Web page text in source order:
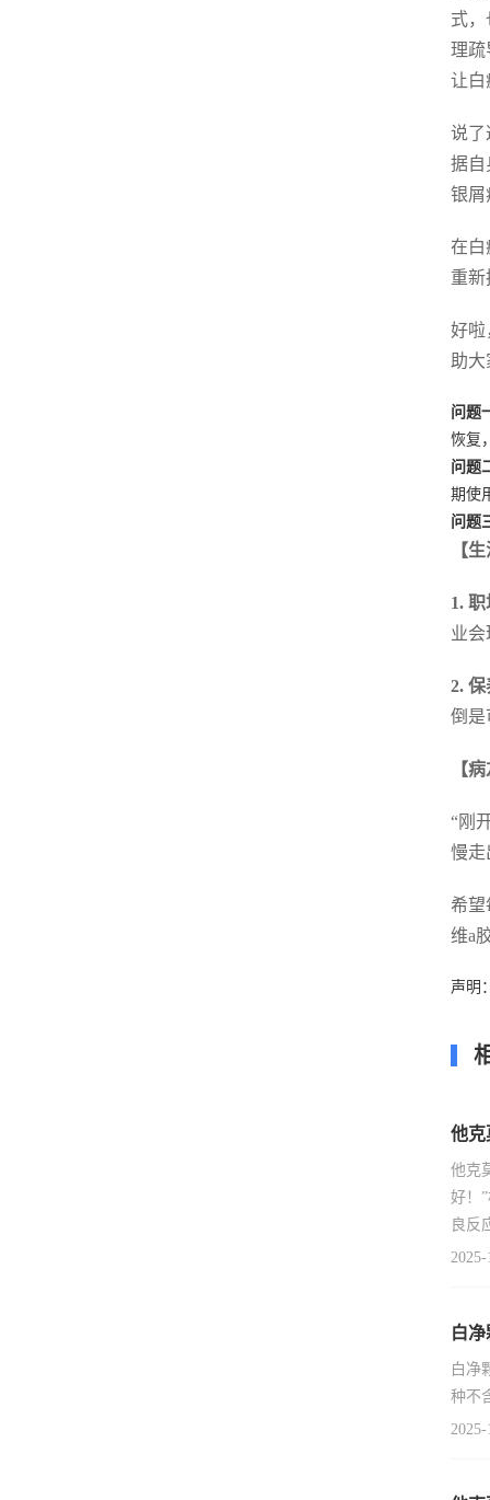
式
理
让白
说了
据自
银屑
在白
重新
好啦
助
问题
恢复
问题
期使
问题
【
1. 职
业会
2. 保
倒是
【
“刚
慢走
希望
维a
声明
他克
他克
好！
良反
2025-
白
白净
种不
2025-